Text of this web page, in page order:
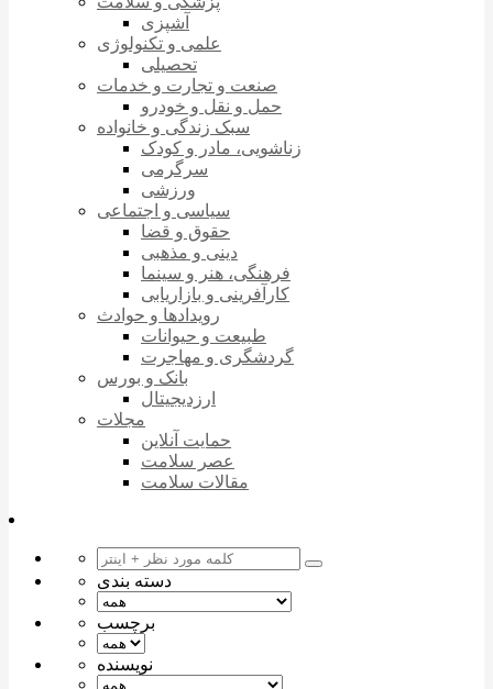
آشپزی
علمی و تکنولوژی
تحصیلی
صنعت و تجارت و خدمات
حمل و نقل و خودرو
سبک زندگی و خانواده
زناشویی، مادر و کودک
سرگرمی
ورزشی
سیاسی و اجتماعی
حقوق و قضا
دینی و مذهبی
فرهنگی، هنر و سینما
کارآفرینی و بازاریابی
رویدادها و حوادث
طبیعت و حیوانات
گردشگری و مهاجرت
بانک و بورس
ارزدیجیتال
مجلات
حمایت آنلاین
عصر سلامت
مقالات سلامت
دسته بندی
برچسب
نویسنده